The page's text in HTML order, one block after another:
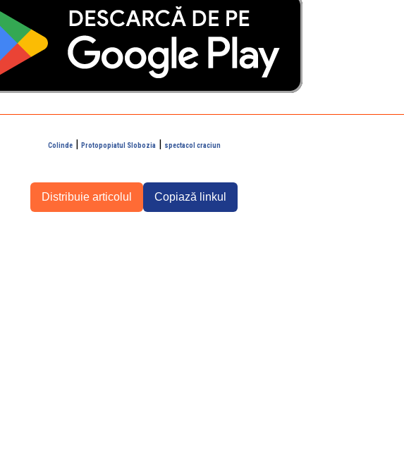
Colinde| Protopopiatul Slobozia| spectacol craciun
Distribuie articolul Copiază linkul